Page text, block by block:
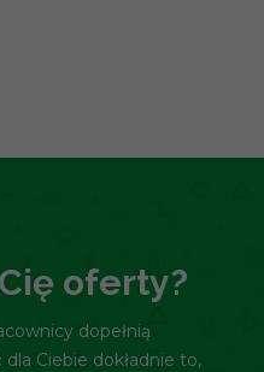
oferty?
dopełnią
Ciebie dokładnie to,